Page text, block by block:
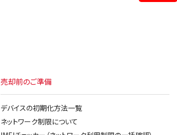
売却前のご準備
デバイスの初期化方法一覧
ネットワーク制限について